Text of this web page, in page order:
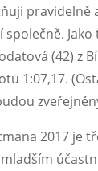
pravidelně
(42) z
1:07,17.
2017 je